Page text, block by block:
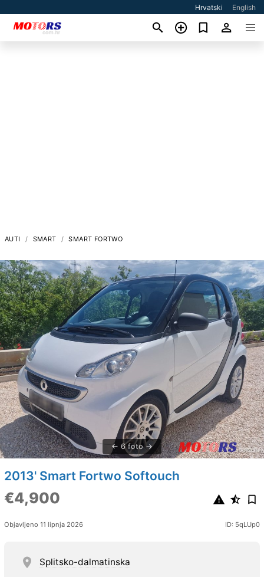
Hrvatski English
AUTI SMART SMART FORTWO
6 foto
2013' Smart Fortwo Softouch
€4,900
Objavljeno 11 lipnja 2026 ID: 5qLUp0
Splitsko-dalmatinska